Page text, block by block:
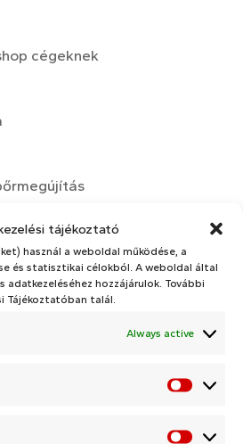
tájékoztató
használ a weboldal működése, a
és statisztikai célokból. A weboldal által
adatkezeléséhez hozzájárulok. További
Tájékoztatóban talál.
Always active
cégeknek